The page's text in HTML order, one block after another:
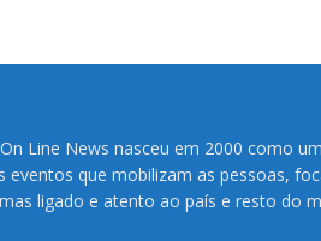
Line News nasceu em 2000 como
eventos que mobilizam as pessoas,
ligado e atento ao país e resto do